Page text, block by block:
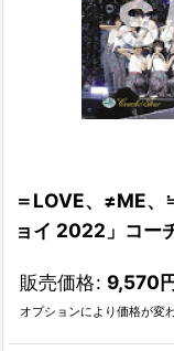
＝LOVE、≠ME
ョイ 2022」コー
販売価格: 9,570
オプションにより価格が変